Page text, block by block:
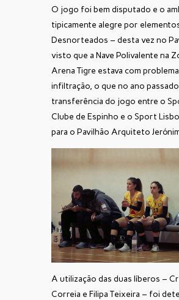
O jogo foi bem disputado e o
tipicamente alegre por
Desnorteados – desta vez no
visto que a Nave Polivalente na
Arena Tigre estava com
infiltração, o que no ano
transferência do jogo entre o
Clube de Espinho e o Sport
para o Pavilhão Arquiteto
A utilização das duas líberos –
Correia e Filipa Teixeira – foi